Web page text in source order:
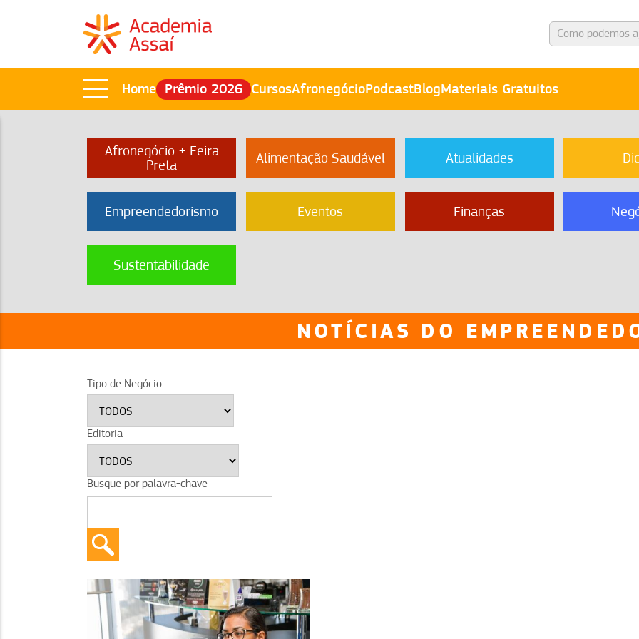
Home Prêmio 2026 CursosAfronegócioPodcastBlogMateriais Gratuitos
Afronegócio + Feira
Preta
Alimentação Saudável Atualidades
Empreendedorismo Eventos Finanças
Sustentabilidade
NOTÍCIAS DO
Tipo de Negócio
Editoria
Busque por palavra-chave